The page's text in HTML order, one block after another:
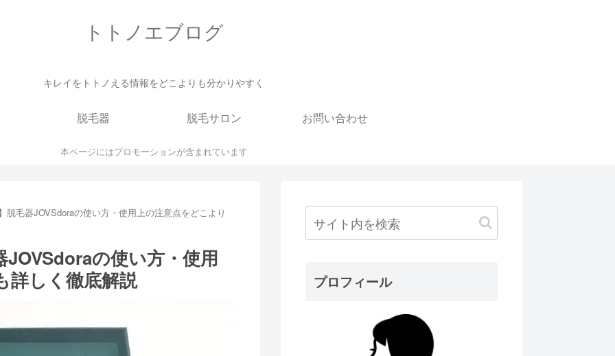
トトノエブログ
キレイをトトノえる情報をどこよりも分かりやすく
脱毛器 脱毛サロン お問い合わせ
本ページにはプロモーションが含まれています
脱毛器JOVSdoraの使い方・使用上の注意点をどこより
の使い方・使用
詳しく徹底解説
プロフィール